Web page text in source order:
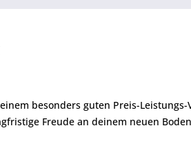
besonders guten Preis-
Freude an deinem neuen